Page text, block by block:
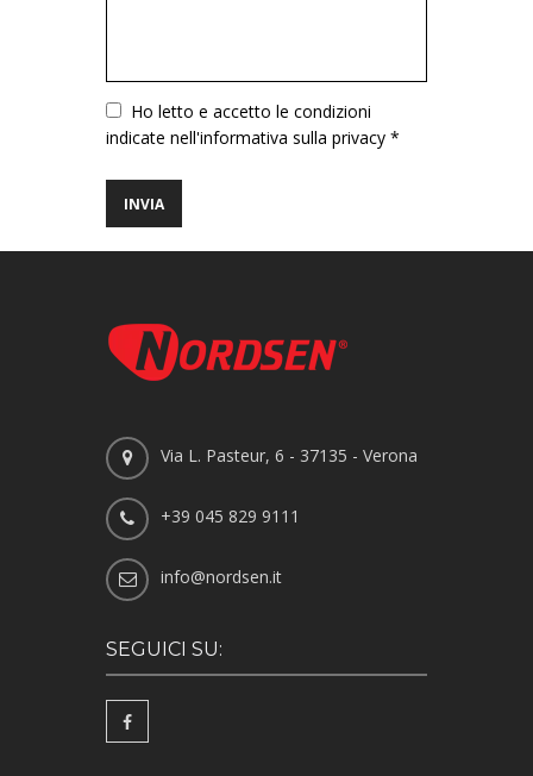
VuotoHo letto e accetto le condizioni
indicate nell'informativa sulla privacy *
Via L. Pasteur, 6 - 37135 - Verona
+39 045 829 9111
info@nordsen.it
SEGUICI SU: